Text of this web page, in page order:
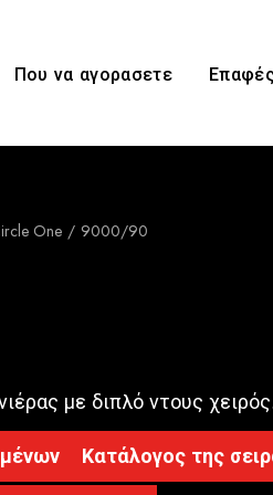
Που να αγορασετε Επαφές
One 9000/90
με διπλό ντους χειρός.
Κατάλογος της